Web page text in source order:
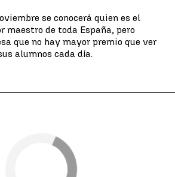
se conocerá quien es el
maestro de toda España, pero
que no hay mayor premio que ver
alumnos cada día.